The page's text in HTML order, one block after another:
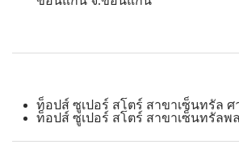
ท็อปส์ ซูเปอร์ สโตร์ สาขาเซ็นทรัล ศ
ท็อปส์ ซูเปอร์ สโตร์ สาขาเซ็นทรัลพ